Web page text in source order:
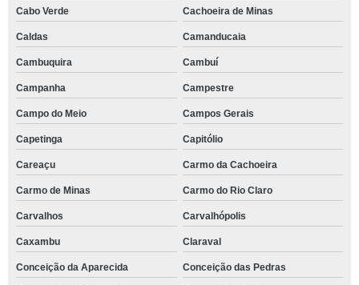
Cabo Verde Cachoeira de Minas
Caldas Camanducaia
Cambuquira Cambuí
Campanha Campestre
Campo do Meio Campos Gerais
Capetinga Capitólio
Careaçu Carmo da Cachoeira
Carmo de Minas Carmo do Rio Claro
Carvalhos Carvalhópolis
Caxambu Claraval
Conceição da Aparecida Conceição das Pedras